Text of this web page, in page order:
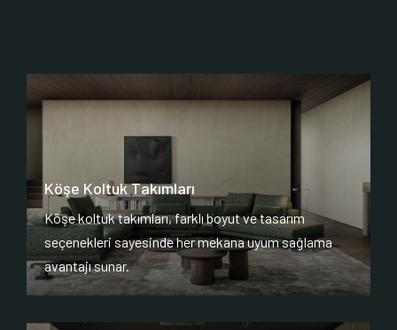
Köşe Koltuk Takımları
Köşe koltuk takımları, farklı boyut ve tasarım
seçenekleri sayesinde her mekana uyum sağlama
avantajı sunar.